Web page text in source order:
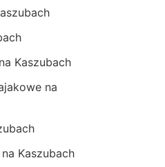
Kaszubach
na
Kaszubach